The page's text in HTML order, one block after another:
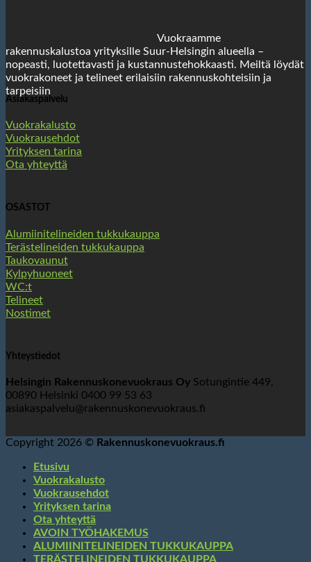
Vuokraamme
rakennuskalustoa yrityksille Suur-Helsingin alueella –
nopeasti, luotettavasti ja kustannustehokkaasti. Meiltä löydät
vuokrakoneet ja telineet erilaisiin rakennuskohteisiin ja
tarpeisiin
Asiakaspalvelu
Vuokrakalusto
Vuokrausehdot
Yrityksen tarina
Ota yhteyttä
OSASTOT
Alumiinitelineiden tukkukauppa
Terästelineiden tukkukauppa
Taukovaunut
Kylpyhuoneet
WC:t
Telineet
Nostimet
Yhteystiedot
Helsingin Rakennuskonevuokraus Oy Sotungintie 449,
00890 Helsinki 0400 99 53 63
asiakaspalvelu@rakennuskonevuokraus.fi
Copyright 2026 © Rakennuskonevuokraus.fi
Etusivu
Vuokrakalusto
Vuokrausehdot
Yrityksen tarina
Ota yhteyttä
AVOIN TYÖHAKEMUS
ALUMIINITELINEIDEN TUKKUKAUPPA
TERÄSTELINEIDEN TUKKUKAUPPA